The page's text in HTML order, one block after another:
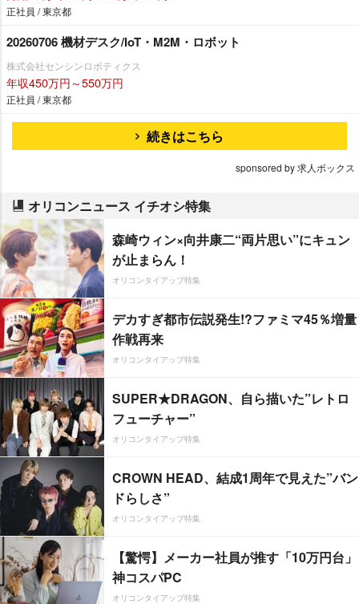
正社員 / 東京都
20260706 機材デスク/IoT・M2M・ロボット
株式会社センシンロボティクス
年収450万円～550万円
正社員 / 東京都
続きはこちら
sponsored by 求人ボックス
オリコンニュース イチオシ特集
森崎ウィン×向井康二“両片思い”にキュン
が止まらん！
オリコンタイアップ特集
デカすぎ都市伝説発生!?ファミマ45％増量
作戦再来
オリコンタイアップ特集
SUPER★DRAGON、自ら描いた”レトロ
フューチャー”
オリコンタイアップ特集
CROWN HEAD、結成1周年で見えた”バン
ドらしさ”
オリコンタイアップ特集
【驚愕】メーカー社員が推す「10万円台」
神コスパPC
オリコンタイアップ特集